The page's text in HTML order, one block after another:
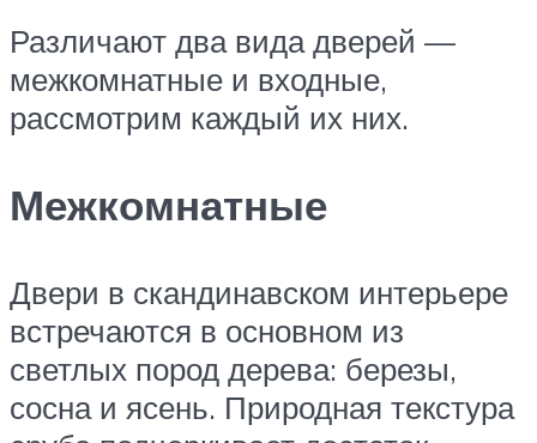
Различают два вида дверей —
межкомнатные и входные,
рассмотрим каждый их них.
Межкомнатные
Двери в скандинавском интерьере
встречаются в основном из
светлых пород дерева: березы,
сосна и ясень. Природная текстура